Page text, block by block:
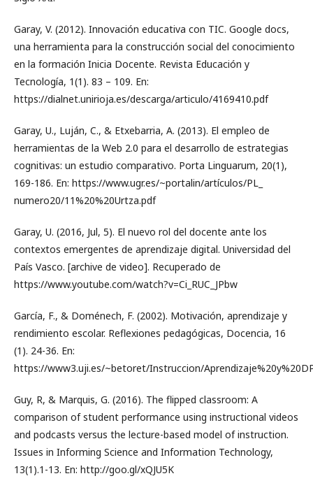
Garay, V. (2012). Innovación educativa con TIC. Google docs,
una herramienta para la construcción social del conocimiento
en la formación Inicia Docente. Revista Educación y
Tecnología, 1(1). 83 – 109. En:
https://dialnet.unirioja.es/descarga/articulo/4169410.pdf
Garay, U., Luján, C., & Etxebarria, A. (2013). El empleo de
herramientas de la Web 2.0 para el desarrollo de estrategias
cognitivas: un estudio comparativo. Porta Linguarum, 20(1),
169-186. En: https://www.ugr.es/~portalin/artículos/PL_
numero20/11%20%20Urtza.pdf
Garay, U. (2016, Jul, 5). El nuevo rol del docente ante los
contextos emergentes de aprendizaje digital. Universidad del
País Vasco. [archive de video]. Recuperado de
https://www.youtube.com/watch?v=Ci_RUC_JPbw
García, F., & Doménech, F. (2002). Motivación, aprendizaje y
rendimiento escolar. Reflexiones pedagógicas, Docencia, 16
(1). 24-36. En:
https://www3.uji.es/~betoret/Instruccion/
Guy, R, & Marquis, G. (2016). The flipped classroom: A
comparison of student performance using instructional videos
and podcasts versus the lecture-based model of instruction.
Issues in Informing Science and Information Technology,
13(1).1-13. En: http://goo.gl/xQJU5K